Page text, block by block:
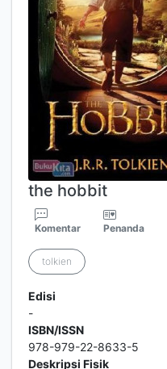
the hobbit
Komentar Penanda
tolkien
Edisi
-
ISBN/ISSN
978-979-22-8633-5
Deskripsi Fisik